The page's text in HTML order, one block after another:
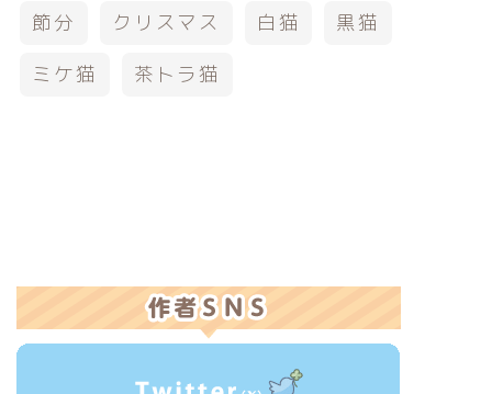
節分
クリスマス 白猫
黒猫
ミケ猫
茶トラ猫